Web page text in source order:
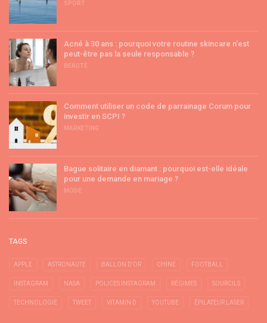
SPORT
Acné à 30 ans : pourquoi votre routine skincare n’est
peut-être pas la seule responsable ?
BEAUTÉ
Comment utiliser un code de parrainage Corum pour
investir en SCPI ?
MARKETING
Bague solitaire en diamant : pourquoi est-elle idéale
pour une demande en mariage ?
MODE
TAGS
APPLE ASTRONAUTE BALLON D'OR CHINE FOOTBALL
INSTAGRAM NASA POLICES INSTAGRAM RÉGIMES SOURCILS
TECHNOLOGIE TWEET VITAMIN D YOUTUBE ÉPILATEUR LASER